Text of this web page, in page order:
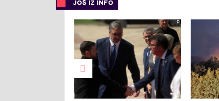
JOŠ IZ INFO
0